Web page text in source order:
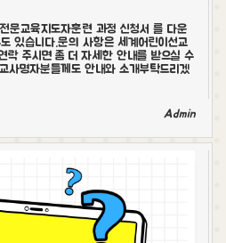
교육지도자훈련 과정 신청서 를 다운
있습니다.문의 사항은 세계어린이선교
주시면 좀 더 자세한 안내를 받으실 수
사명자분들께도 안내와 소개부탁드리겠
Admin